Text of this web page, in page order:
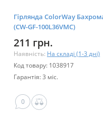
Гірлянда ColorWay
(CW-GF-100L36VMC)
211 грн.
Наявність: На складі (1-3 дні)
Код товару: 1038917
Гарантія: 3 міс.
0